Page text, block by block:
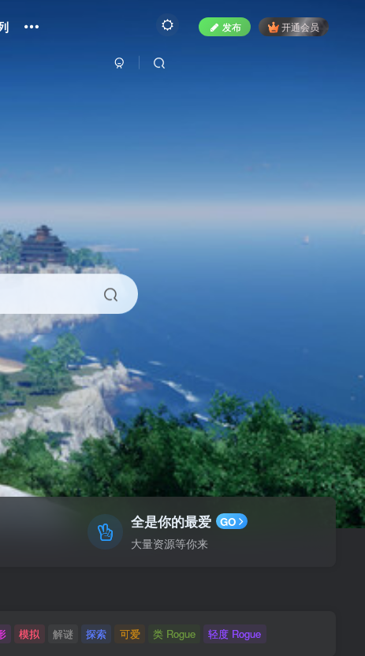
发布 开通会员
全是你的最爱 GO
大量资源等你来
模拟 解谜 探索 可爱 类 Rogue 轻度 Rogue